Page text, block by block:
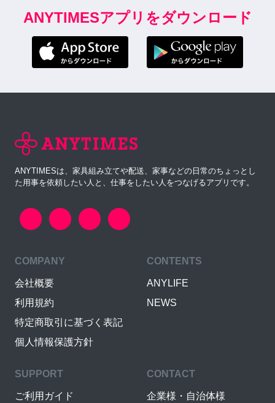
ANYTIMESアプリをダウンロード
ANYTIMESは、家具組み立てや配送、家事などの日常のちょっとし
た用事を依頼したい人と、仕事をしたい人をつなげるアプリです。
COMPANY
会社概要
利用規約
特定商取引に基づく表記
個人情報保護方針
CONTENTS
ANYLIFE
NEWS
SUPPORT
ご利用ガイド
CONTACT
企業様・自治体様